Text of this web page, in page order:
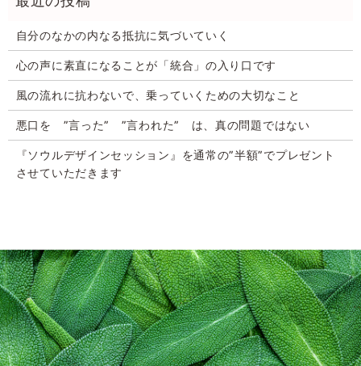
自分のなかの内なる抵抗に気づいていく
心の声に素直になることが「統合」の入り口です
風の流れに抗わないで、乗っていくための大切なこと
悪口を ”言った” ”言われた” は、真の問題ではない
『ソウルデザインセッション』を通常の”半額”でプレゼント
させていただきます